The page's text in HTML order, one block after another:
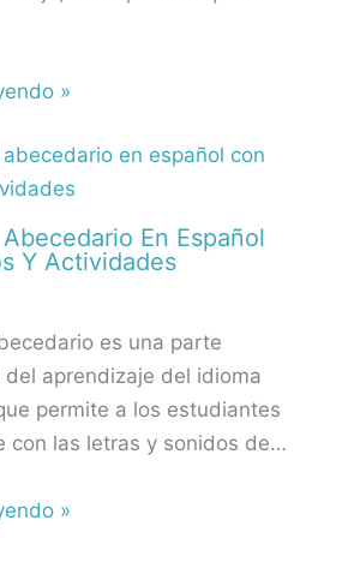
»
En Español
Y Actividades
es una parte
aprendizaje del idioma
permite a los estudiantes
con las letras y sonidos de…
»